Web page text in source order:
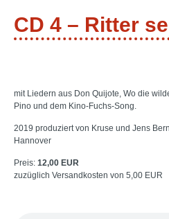
CD 4 – Ritter
mit Liedern aus Don Quijote, Wo die
Pino und dem Kino-Fuchs-Song.
2019 produziert von Kruse und Jens
Hannover
Preis: 12,00 EUR
zuzüglich Versandkosten von 5,00 EUR